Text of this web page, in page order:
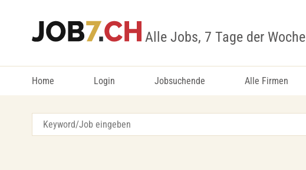
Alle Jobs, 7 Tage der Woche
Home Login Jobsuchende Alle Firmen